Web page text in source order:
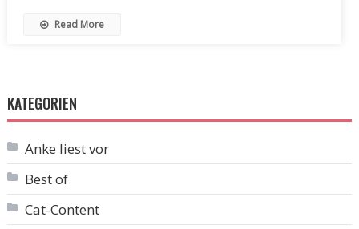
Read More
KATEGORIEN
Anke liest vor
Best of
Cat-Content